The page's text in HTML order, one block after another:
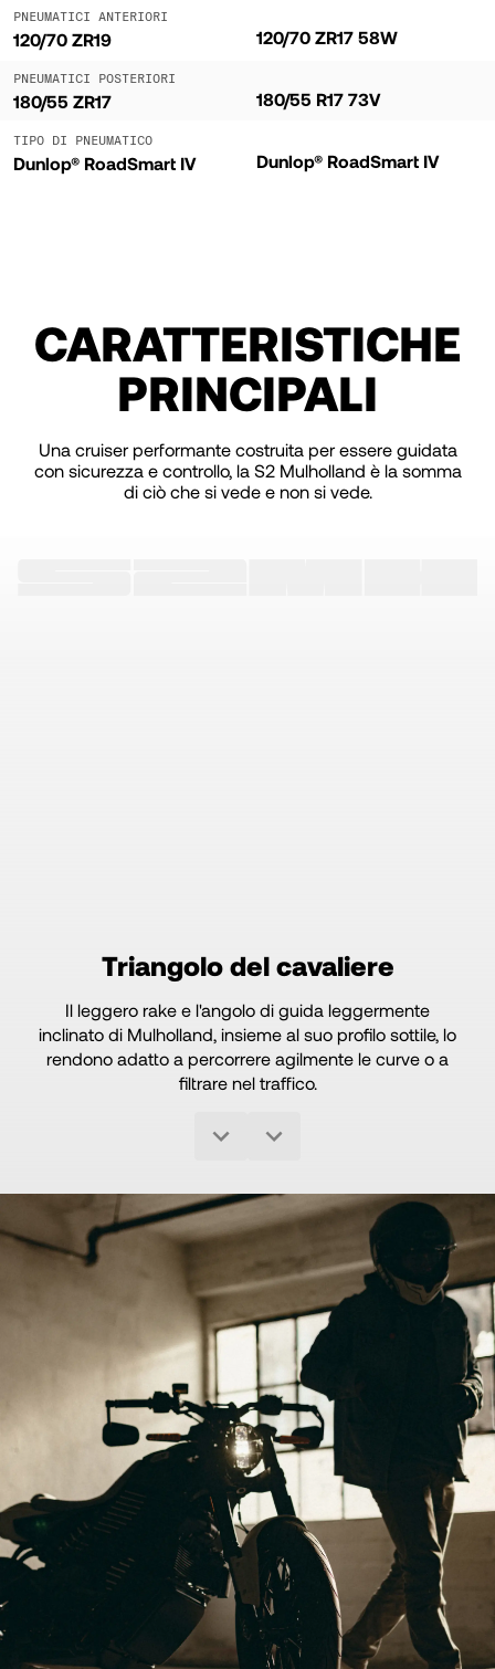
PNEUMATICI ANTERIORI
120/70 ZR19 120/70 ZR17 58W
PNEUMATICI POSTERIORI
180/55 ZR17 180/55 R17 73V
TIPO DI PNEUMATICO
Dunlop® RoadSmart IV Dunlop® RoadSmart IV
CARATTERISTICHE
PRINCIPALI
Una cruiser performante costruita per essere guidata
con sicurezza e controllo, la S2 Mulholland è la somma
di ciò che si vede e non si vede.
Triangolo del cavaliere
Il leggero rake e l'angolo di guida leggermente
inclinato di Mulholland, insieme al suo profilo sottile, lo
rendono adatto a percorrere agilmente le curve o a
filtrare nel traffico.